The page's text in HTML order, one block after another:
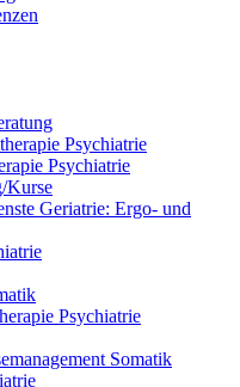
Psychiatrie
Psychiatrie
Kurse
Geriatrie: Ergo- und
Psychiatrie
Somatik